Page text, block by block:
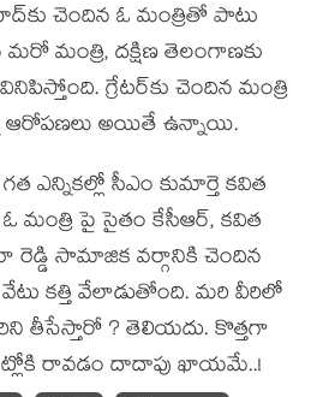
చెందిన ఓ మంత్రితో పాటు
మంత్రి, ద‌క్షిణ తెలంగాణ‌కు
గ్రేట‌ర్‌కు చెందిన మంత్రి
ఆరోప‌ణ‌లు అయితే ఉన్నాయి.
ఎన్నిక‌ల్లో సీఎం కుమార్తె క‌విత
పై సైతం కేసీఆర్‌, క‌విత
రెడ్డి సామాజిక వ‌ర్గానికి చెందిన
వేటు క‌త్తి వేలాడుతోంది. మ‌రి వీరిలో
తీసేస్తారో ? తెలియ‌దు. కొత్త‌గా
రావ‌డం దాదాపు ఖాయ‌మే..!